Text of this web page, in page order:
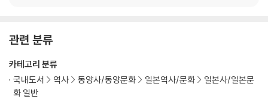
관련 분류
카테고리 분류
국내도서
역사 동양사/동양문화 일본역사/문화
일본사/일본문
화 일반